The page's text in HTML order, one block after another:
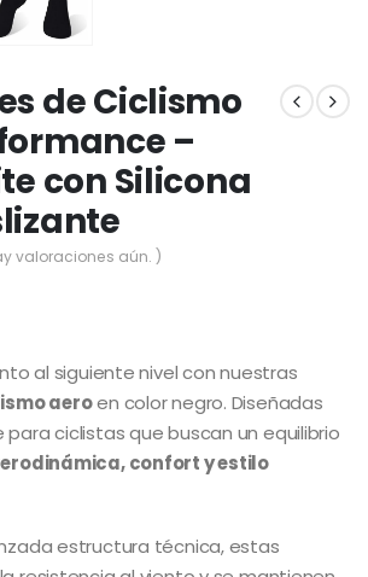
de Ciclismo
–
con Silicona
valoraciones aún. )
al siguiente nivel con nuestras
aeroen color negro. Diseñadas
ciclistas que buscan un equilibrio
confort y estilo
estructura técnica, estas